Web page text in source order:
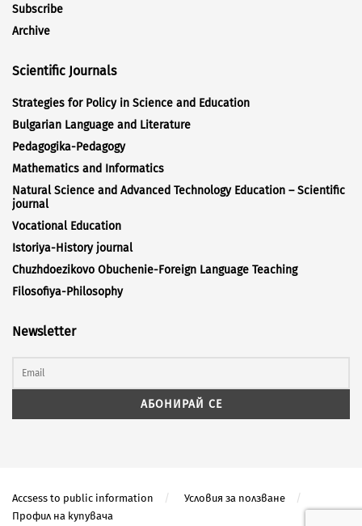
Subscribe
Archive
Scientific Journals
Strategies for Policy in Science and Education
Bulgarian Language and Literature
Pedagogika-Pedagogy
Mathematics and Informatics
Natural Science and Advanced Technology Education – Scientific
journal
Vocational Education
Istoriya-History journal
Chuzhdoezikovo Obuchenie-Foreign Language Teaching
Filosofiya-Philosophy
Newsletter
Accsess to public information
Условия за ползване
Профил на купувача